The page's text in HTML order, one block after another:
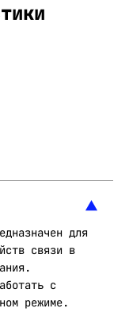
для
связи в
с
режиме.